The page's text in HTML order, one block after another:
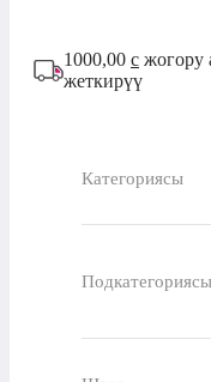
1000,00 с жогору
жеткирүү
Категориясы
Подкатегориясы